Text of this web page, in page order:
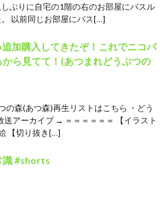
ぶりに自宅の1階の右のお部屋にバスル
以前同じお部屋にバス[…]
加購入してきたぞ！これでニコバ
から見てて！(あつまれどうぶつの
の森(あつ森)再生リストはこちら ・どう
アーカイブ → ＝＝＝＝＝＝ 【イラスト
【切り抜き[…]
識 #shorts